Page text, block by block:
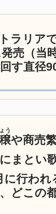
リアで
売（当
す直径
う
や商売
まとい
行われ
どこの